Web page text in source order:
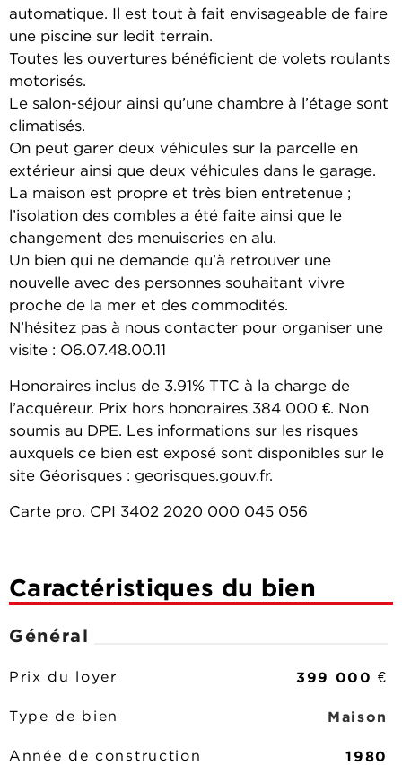
automatique. Il est tout à fait envisageable de faire
une piscine sur ledit terrain.
Toutes les ouvertures bénéficient de volets roulants
motorisés.
Le salon-séjour ainsi qu’une chambre à l’étage sont
climatisés.
On peut garer deux véhicules sur la parcelle en
extérieur ainsi que deux véhicules dans le garage.
La maison est propre et très bien entretenue ;
l’isolation des combles a été faite ainsi que le
changement des menuiseries en alu.
Un bien qui ne demande qu’à retrouver une
nouvelle avec des personnes souhaitant vivre
proche de la mer et des commodités.
N’hésitez pas à nous contacter pour organiser une
visite : O6.07.48.00.11
Honoraires inclus de 3.91% TTC à la charge de
l’acquéreur. Prix hors honoraires 384 000 €. Non
soumis au DPE. Les informations sur les risques
auxquels ce bien est exposé sont disponibles sur le
site Géorisques : georisques.gouv.fr.
Carte pro. CPI 3402 2020 000 045 056
Caractéristiques du bien
Général
Prix du loyer 399 000 €
Type de bien Maison
Année de construction 1980